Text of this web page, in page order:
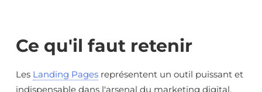
Ce qu'il faut retenir
Les Landing Pages représentent un outil puissant et
indispensable dans l'arsenal du marketing digital.